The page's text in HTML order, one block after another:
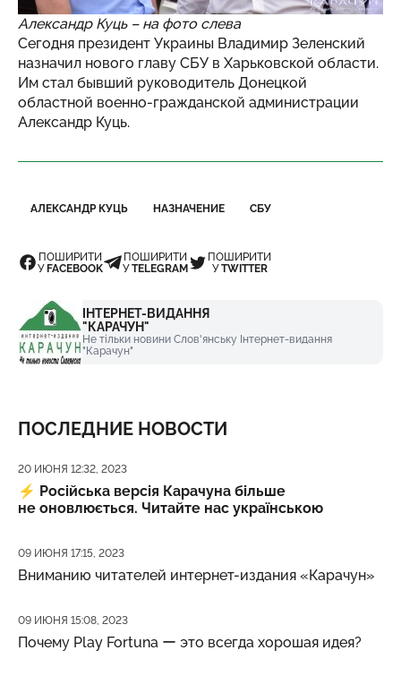
Александр Куць – на фото слева
Сегодня президент Украины Владимир Зеленский
назначил нового главу СБУ в Харьковской области.
Им стал бывший руководитель Донецкой
областной военно-гражданской администрации
Александр Куць.
АЛЕКСАНДР КУЦЬ НАЗНАЧЕНИЕ СБУ
ПОШИРИТИ
У FACEBOOK
ПОШИРИТИ
УTELEGRAM
ПОШИРИТИ
УTWITTER
ІНТЕРНЕТ-ВИДАННЯ
"КАРАЧУН"
Не тільки новини Слов'янську Інтернет-видання
"Карачун"
ПОСЛЕДНИЕ НОВОСТИ
Дата публикации
20 ИЮНЯ 12:32, 2023
⚡️ Російська версія Карачуна більше
не оновлюється. Читайте нас українською
Дата публикации
09 ИЮНЯ 17:15, 2023
Вниманию читателей интернет-издания «Карачун»
Дата публикации
09 ИЮНЯ 15:08, 2023
Почему Play Fortuna ー это всегда хорошая идея?